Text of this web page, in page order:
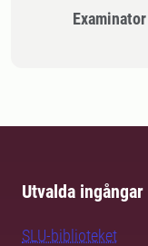
Examinator
Utvalda ingångar
SLU-biblioteket